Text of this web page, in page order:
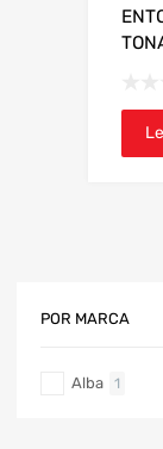
POR MARCA
Alba 1